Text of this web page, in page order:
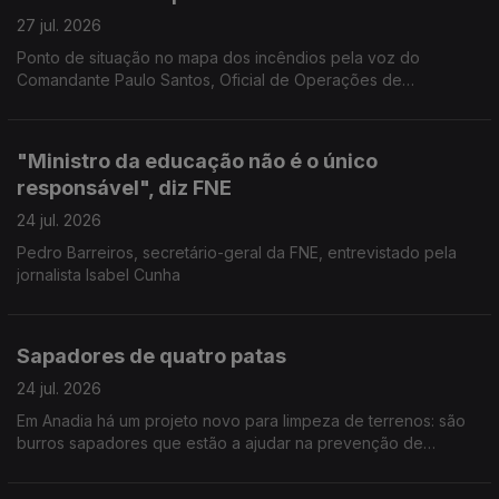
27 jul. 2026
Ponto de situação no mapa dos incêndios pela voz do
Comandante Paulo Santos, Oficial de Operações de
"Ministro da educação não é o único
responsável", diz FNE
24 jul. 2026
Pedro Barreiros, secretário-geral da FNE, entrevistado pela
jornalista Isabel Cunha
Sapadores de quatro patas
24 jul. 2026
Em Anadia há um projeto novo para limpeza de terrenos: são
burros sapadores que estão a ajudar na prevenção de